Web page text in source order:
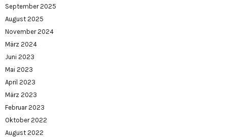
September 2025
August 2025
November 2024
März 2024
Juni 2023
Mai 2023
April 2023
März 2023
Februar 2023
Oktober 2022
August 2022